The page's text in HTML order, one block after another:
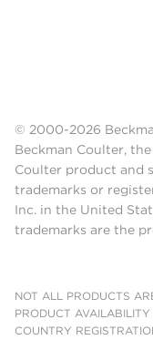
© 2000-2026
Beckman Coulter,
Coulter product and
trademarks or
Inc. in the United
trademarks are the
NOT ALL PRODUCTS
PRODUCT
COUNTRY